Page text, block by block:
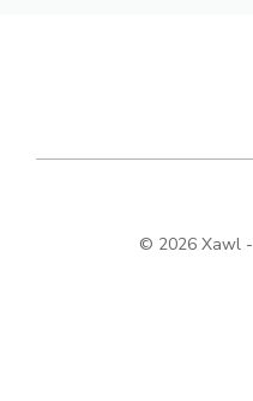
© 2026 Xawl -